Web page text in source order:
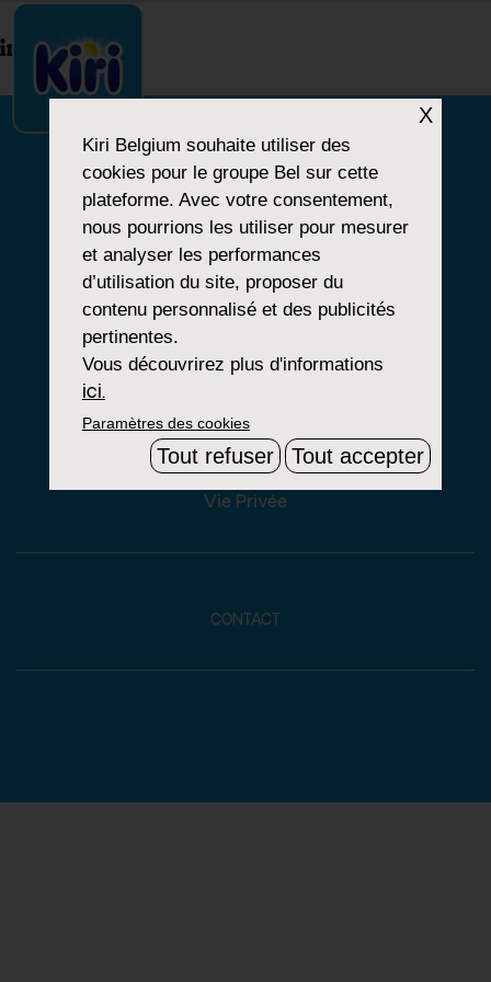
index.php
NOTRE HISTOIRE
NOS PRODUITS
NOS ENGAGEMENTS
Mentions Légales
Groupe Bel
Vie Privée
CONTACT
X
Kiri Belgium souhaite utiliser des
cookies pour le groupe Bel sur cette
plateforme. Avec votre consentement,
nous pourrions les utiliser pour mesurer
et analyser les performances
d’utilisation du site, proposer du
contenu personnalisé et des publicités
pertinentes.
Vous découvrirez plus d'informations
ici.
Paramètres des cookies
Tout refuser Tout accepter